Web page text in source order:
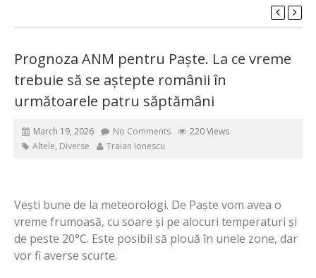
Prognoza ANM pentru Paște. La ce vreme
trebuie să se aștepte românii în
următoarele patru săptămâni
March 19, 2026 No Comments
220 Views
Altele, Diverse Traian Ionescu
Vești bune de la meteorologi. De Paște vom avea o
vreme frumoasă, cu soare și pe alocuri temperaturi și
de peste 20°C. Este posibil să plouă în unele zone, dar
vor fi averse scurte.